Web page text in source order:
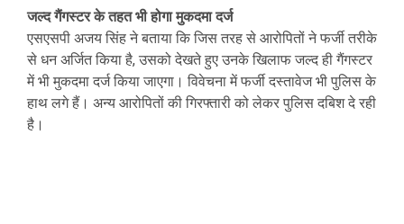
जल्द गैंगस्टर के तहत भी होगा मुकदमा दर्ज
एसएसपी अजय सिंह ने बताया कि जिस तरह से आरोपितों ने फर्जी तरीके
से धन अर्जित किया है, उसको देखते हुए उनके खिलाफ जल्द ही गैंगस्टर
में भी मुकदमा दर्ज किया जाएगा। विवेचना में फर्जी दस्तावेज भी पुलिस के
हाथ लगे हैं। अन्य आरोपितों की गिरफ्तारी को लेकर पुलिस दबिश दे रही
है।